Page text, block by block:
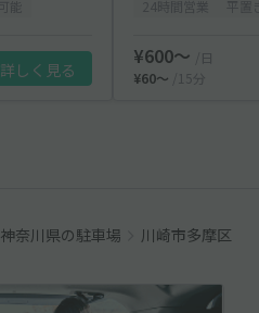
詳しく見る
¥600〜
/日
¥60〜
/15分
神奈川県の駐車場 川崎市多摩区の